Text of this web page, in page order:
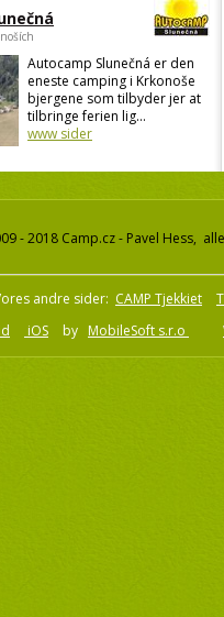
Autocamp Slunečná er den
eneste camping i Krkonoše
bjergene som tilbyder jer at
tilbringe ferien lig...
www sider
- 2018 Camp.cz - Pavel Hess,
andre sider: CAMP Tjekkiet
iOS by MobileSoft s.r.o